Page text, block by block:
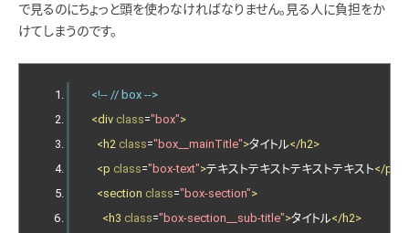
で見るのにちょっと頭を使わなければなりません。見る人に負担をか
けてしまうのです。
<!-- // box -->
<div class="box">
<h2 class="box__mainTitle">タイトル</h2>
<p class="box-text">テキストテキストテキストテキスト</p>
<section class="box-section">
<h3 class="box-section__sub-title">タイトル</h2>